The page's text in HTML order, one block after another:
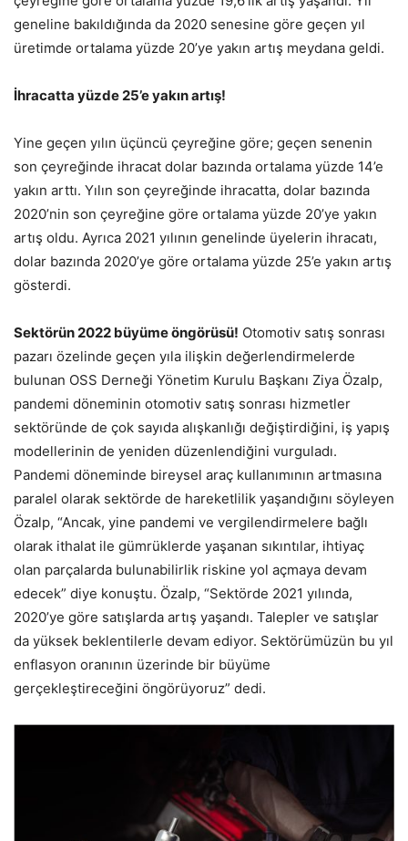
geneline bakıldığında da 2020 senesine göre geçen yıl
üretimde ortalama yüzde 20’ye yakın artış meydana geldi.
İhracatta yüzde 25’e yakın artış!
Yine geçen yılın üçüncü çeyreğine göre; geçen senenin
son çeyreğinde ihracat dolar bazında ortalama yüzde 14’e
yakın arttı. Yılın son çeyreğinde ihracatta, dolar bazında
2020’nin son çeyreğine göre ortalama yüzde 20’ye yakın
artış oldu. Ayrıca 2021 yılının genelinde üyelerin ihracatı,
dolar bazında 2020’ye göre ortalama yüzde 25’e yakın artış
gösterdi.
Sektörün 2022 büyüme öngörüsü! Otomotiv satış sonrası
pazarı özelinde geçen yıla ilişkin değerlendirmelerde
bulunan OSS Derneği Yönetim Kurulu Başkanı Ziya Özalp,
pandemi döneminin otomotiv satış sonrası hizmetler
sektöründe de çok sayıda alışkanlığı değiştirdiğini, iş yapış
modellerinin de yeniden düzenlendiğini vurguladı.
Pandemi döneminde bireysel araç kullanımının artmasına
paralel olarak sektörde de hareketlilik yaşandığını söyleyen
Özalp, “Ancak, yine pandemi ve vergilendirmelere bağlı
olarak ithalat ile gümrüklerde yaşanan sıkıntılar, ihtiyaç
olan parçalarda bulunabilirlik riskine yol açmaya devam
edecek” diye konuştu. Özalp, “Sektörde 2021 yılında,
2020’ye göre satışlarda artış yaşandı. Talepler ve satışlar
da yüksek beklentilerle devam ediyor. Sektörümüzün bu yıl
enflasyon oranının üzerinde bir büyüme
gerçekleştireceğini öngörüyoruz” dedi.